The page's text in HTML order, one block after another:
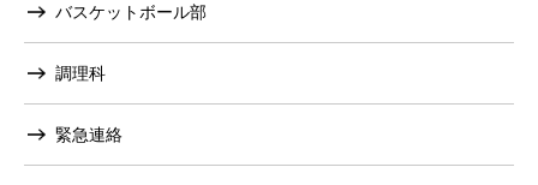
バスケットボール部
調理科
緊急連絡